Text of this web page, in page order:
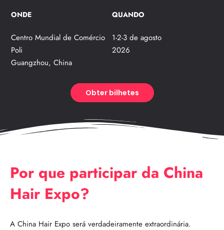
ONDE
Centro Mundial de Comércio
Poli
Guangzhou, China
QUANDO
1-2-3 de agosto
2026
Obter bilhetes
Por que participar da China
Hair Expo?
A China Hair Expo será verdadeiramente extraordinária.